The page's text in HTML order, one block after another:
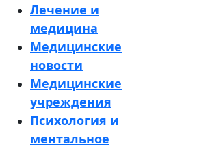
Лечение и
медицина
Медицинские
новости
Медицинские
учреждения
Психология и
ментальное